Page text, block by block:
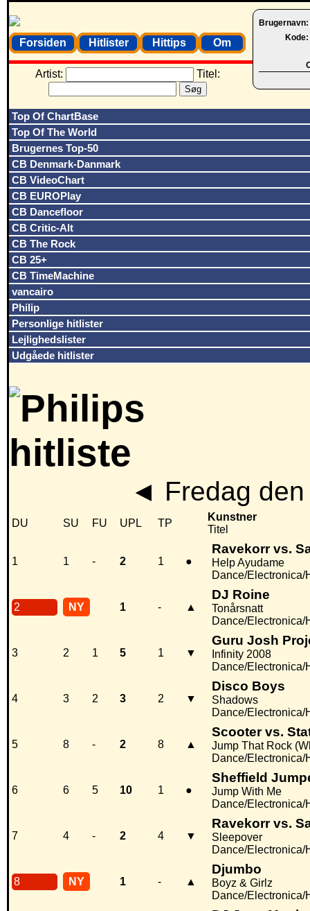
Brugernavn:
Kode:
Forsiden Hitlister Hittips Om
Artist: Titel:
Top Of ChartBase
Top Of The World
Brugernes Top-50
CB Denmark-Danmark
CB VideoChart
CB EUROPlay
CB Dancefloor
CB Critic-Alt
CB The Rock
CB 25+
CB TimeMachine
vancairo
Philip
Personlige hitlister
Lejlighedslister
Udgåede hitlister
◄ Fredag
DU SU FU UPL TP
Kunstner
Titel
1 1 - 2 1 ●
Ravekorr vs.
Help Ayudame
Dance/Electronica/
2 NY 1 - ▲
DJ Roine
Tonårsnatt
Dance/Electronica/
3 2 1 5 1 ▼
Guru Josh
Infinity 2008
Dance/Electronica/
4 3 2 3 2 ▼
Disco Boys
Shadows
Dance/Electronica/
5 8 - 2 8 ▲
Scooter vs.
Jump That Rock
Dance/Electronica/
6 6 5 10 1 ●
Sheffield
Jump With Me
Dance/Electronica/
7 4 - 2 4 ▼
Ravekorr vs.
Sleepover
Dance/Electronica/
8 NY 1 - ▲
Djumbo
Boyz & Girlz
Dance/Electronica/